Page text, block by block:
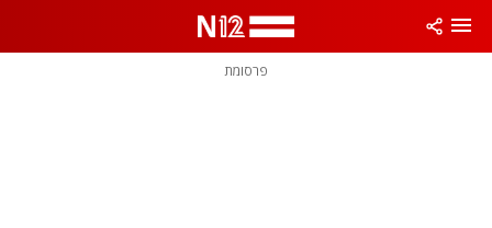
פרסומת